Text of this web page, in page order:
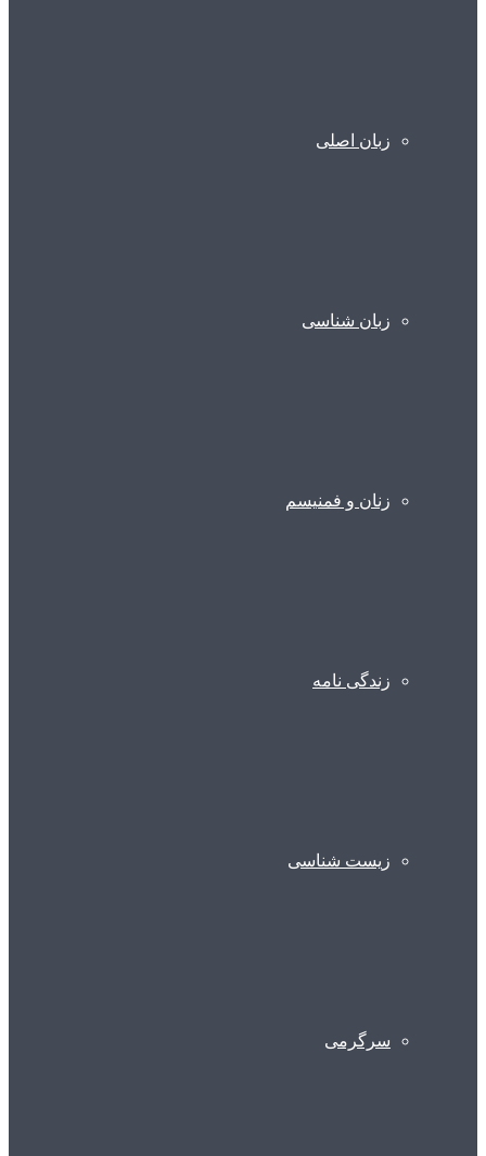
زبان اصلی
زبان شناسی
زنان و فمنیسم
زندگی نامه
زیست شناسی
سرگرمی